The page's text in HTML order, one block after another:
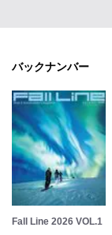
バックナンバー
Fall Line 2026 VOL.1